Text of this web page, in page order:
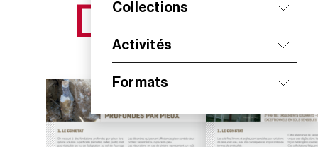
Collections
Activités
Formats
NOS NOUVEAUTÉS